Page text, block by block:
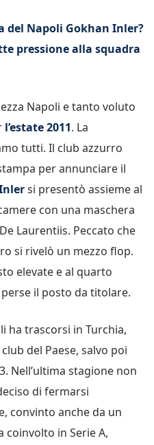
del Napoli Gokhan Inler?
pressione alla squadra
Napoli e tanto voluto
l’estate 2011. La
tutti. Il club azzurro
per annunciare il
si presentò assieme al
con una maschera
Laurentiis. Peccato che
si rivelò un mezzo flop.
elevate e al quarto
il posto da titolare.
ha trascorsi in Turchia,
del Paese, salvo poi
Nell’ultima stagione non
di fermarsi
convinto anche da un
in Serie A,